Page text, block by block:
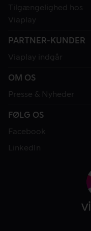
Tilgængelighed hos
Viaplay
PARTNER-KUNDER
Viaplay indgår
OM OS
Presse & Nyheder
FØLG OS
Facebook
LinkedIn